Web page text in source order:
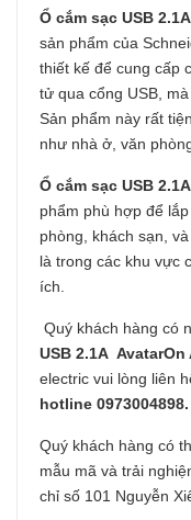
Ổ cắm sạc USB
sản phẩm của
thiết kế để cung cấp
tử qua cổng USB,
Sản phẩm này rất
như nhà ở, văn
Ổ cắm sạc USB
phẩm phù hợp để
phòng, khách sạn,
là trong các khu vực
ích.
Quý khách hàng có
USB 2.1A AvatarOn
electric vui lòng liên
hotline 0973004898.
Quý khách hàng có
mẫu mã và trải
chỉ số 101 Nguyễn